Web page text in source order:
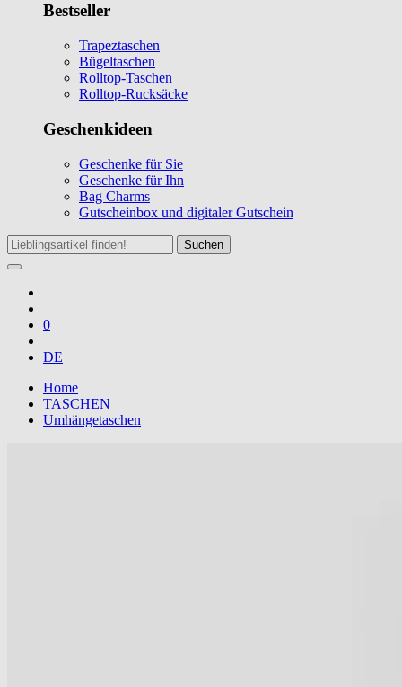
Bestseller
Trapeztaschen
Bügeltaschen
Rolltop-Taschen
Rolltop-Rucksäcke
Geschenkideen
Geschenke für Sie
Geschenke für Ihn
Bag Charms
Gutscheinbox und digitaler Gutschein
Suchen
0
DE
Home
TASCHEN
Umhängetaschen